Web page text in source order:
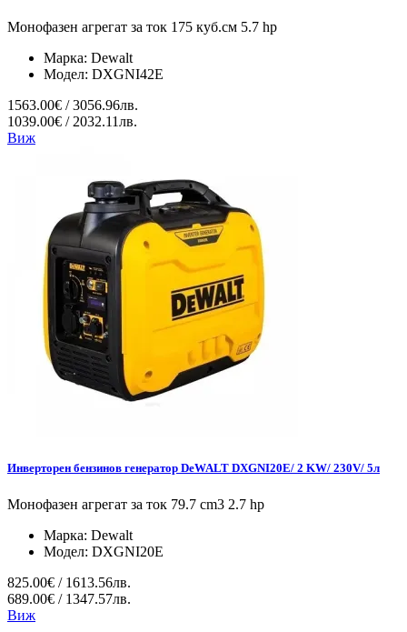
Монофазен агрегат за ток 175 куб.см 5.7 hp
Марка: Dewalt
Модел: DXGNI42E
1563.00€ / 3056.96лв.
1039.00€ / 2032.11лв.
Виж
Инверторен бензинов генератор DeWALT DXGNI20E/ 2 KW/ 230V/ 5л
Монофазен агрегат за ток 79.7 cm3 2.7 hp
Марка: Dewalt
Модел: DXGNI20E
825.00€ / 1613.56лв.
689.00€ / 1347.57лв.
Виж